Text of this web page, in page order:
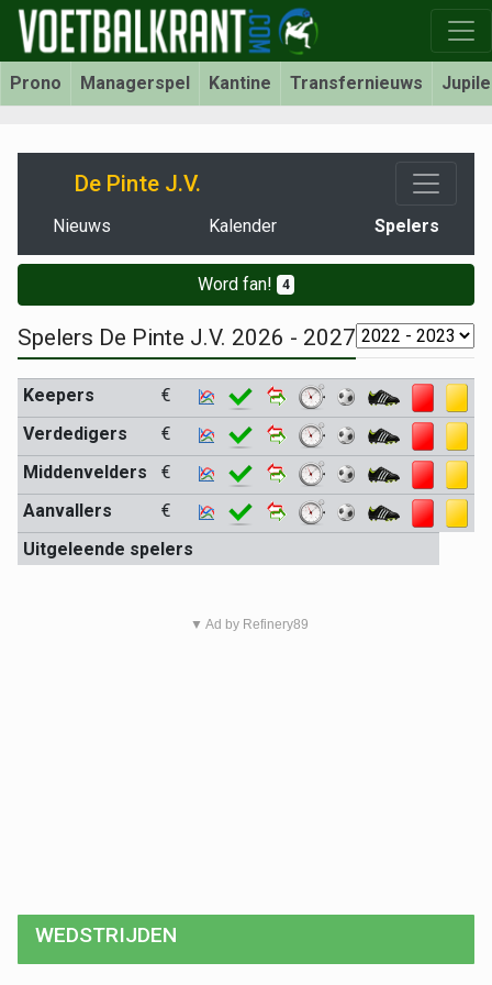
Prono Managerspel Kantine Transfernieuws
De Pinte J.V.
Nieuws Kalender Spelers
Word fan! 4
Spelers De Pinte J.V. 2026 - 2027
Keepers
€
Verdedigers
€
Middenvelders
€
Aanvallers
€
Uitgeleende spelers
▼ Ad by Refinery89
WEDSTRIJDEN